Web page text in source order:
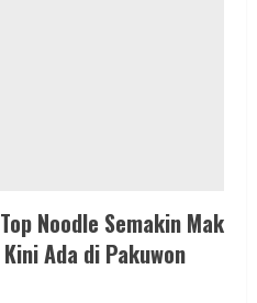
Noodle Semakin Mak
Ada di Pakuwon